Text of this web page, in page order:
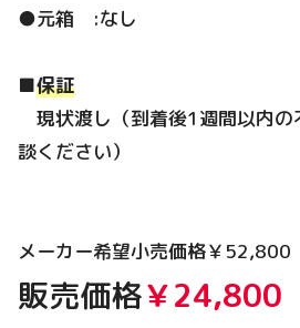
●元箱 :なし
■保証
現状渡し（到着後1週間以内の
談ください）
メーカー希望小売価格￥52,800
販売価格￥24,800